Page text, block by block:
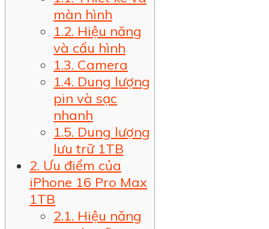
màn hình
1.2. Hiệu năng
và cấu hình
1.3. Camera
1.4. Dung lượng
pin và sạc
nhanh
1.5. Dung lượng
lưu trữ 1TB
2. Ưu điểm của
iPhone 16 Pro Max
1TB
2.1. Hiệu năng